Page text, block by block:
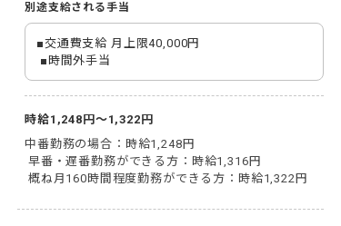
別途支給される手当
■交通費支給 月上限40,000円
■時間外手当
時給1,248円～1,322円
中番勤務の場合：時給1,248円
概ね月160時間程度勤務ができる方：時給1,322円